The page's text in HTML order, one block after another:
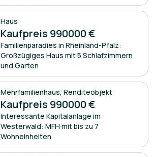
Haus
Kaufpreis 990000 €
Familienparadies in Rheinland-Pfalz:
Großzügiges Haus mit 5 Schlafzimmern
und Garten
Mehrfamilienhaus,Renditeobjekt
Kaufpreis 990000 €
Interessante Kapitalanlage im
Westerwald: MFH mit bis zu 7
Wohneinheiten